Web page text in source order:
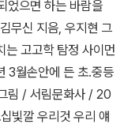
코와 산책을 하지 않
더 아름다운 주지의
이상 입으면 안 된다는
보낸 하룻밤어린 성
습니다. 추리/미스
추리소설이예요. 제
좀 더 많이 아쉬웠
나 '일곱개의 고양이
지로 분류해야할지?
었으면 하는 바람을
무신 지음, 우지현 그
고고학 탐정 사이먼
3월손안에 든 초.중등
림 / 서림문화사 / 20
빛깔 우리것 우리 얘